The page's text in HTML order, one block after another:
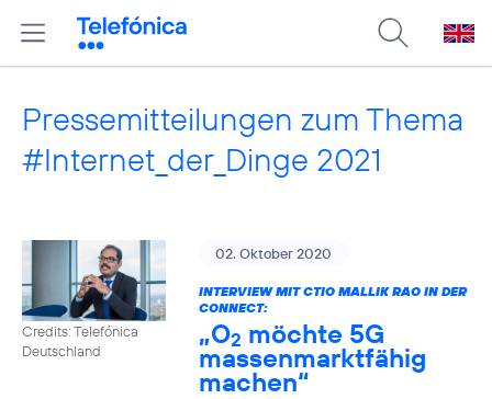
Pressemitteilungen zum Thema
#Internet_der_Dinge 2021
Credits: Telefónica
Deutschland
02. Oktober 2020
INTERVIEW MIT CTIO MALLIK RAO IN DER
CONNECT:
„O2 möchte 5G
massenmarktfähig
machen“